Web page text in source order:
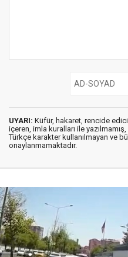
UYARI: Küfür, hakaret, rencide
içeren, imla kuralları ile yazılmamış,
Türkçe karakter kullanılmayan ve
onaylanmamaktadır.